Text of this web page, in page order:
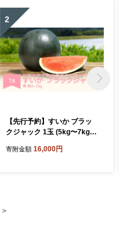
2
【先行予約】すいか ブラッ
クジャック 1玉 (5kg〜7kg)
沖縄・離島への配送不可 no-
寄附金額 16,000円